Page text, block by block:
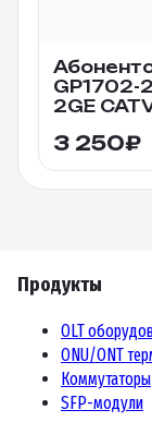
GP1702-
2GE
3 250₽
Продукты
OLT
ONU/ONT
Коммутаторы
SFP-модули